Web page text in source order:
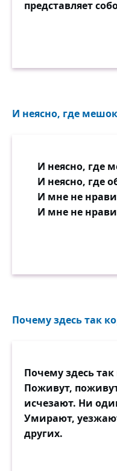
представляет
И неясно, где
И неясно, где
И неясно, где
И мне не
И мне не
Почему здесь так
Почему здесь
Поживут,
исчезают. Ни
Умирают,
других.